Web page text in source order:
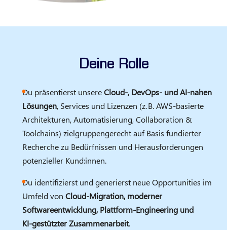
Deine Rolle
Du präsentierst unsereCloud‑, DevOps‑ und AI‑nahen
Lösungen, Services und Lizenzen (z. B. AWS‑basierte
Architekturen, Automatisierung, Collaboration &
Toolchains) zielgruppengerecht auf Basis fundierter
Recherche zu Bedürfnissen und Herausforderungen
potenzieller Kund:innen.
Du identifizierst und generierst neue Opportunities im
Umfeld von Cloud‑Migration, moderner
Softwareentwicklung, Plattform‑Engineering und
KI‑gestützter Zusammenarbeit.